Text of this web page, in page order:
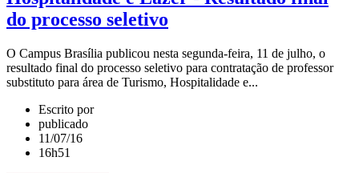
do processo seletivo
O Campus Brasília publicou nesta segunda-feira, 11 de julho, o
resultado final do processo seletivo para contratação de professor
substituto para área de Turismo, Hospitalidade e...
Escrito por
publicado
11/07/16
16h51